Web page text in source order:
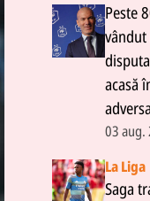
Peste
acasă
03 aug.
La Liga
Saga